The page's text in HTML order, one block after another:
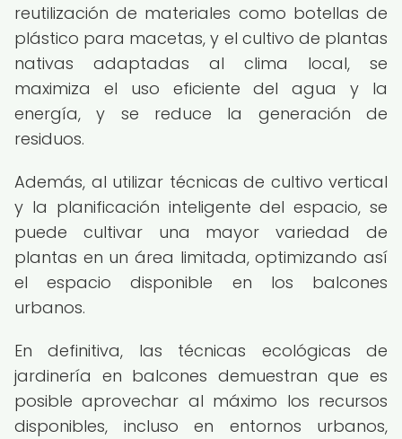
reutilización de materiales como botellas de
plástico para macetas, y el cultivo de plantas
nativas adaptadas al clima local, se
maximiza el uso eficiente del agua y la
energía, y se reduce la generación de
residuos.
Además, al utilizar técnicas de cultivo vertical
y la planificación inteligente del espacio, se
puede cultivar una mayor variedad de
plantas en un área limitada, optimizando así
el espacio disponible en los balcones
urbanos.
En definitiva, las técnicas ecológicas de
jardinería en balcones demuestran que es
posible aprovechar al máximo los recursos
disponibles, incluso en entornos urbanos,